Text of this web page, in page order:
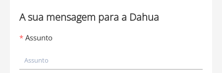
A sua mensagem para a Dahua
Assunto